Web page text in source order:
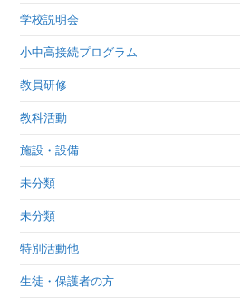
学校説明会
小中高接続プログラム
教員研修
教科活動
施設・設備
未分類
未分類
特別活動他
生徒・保護者の方